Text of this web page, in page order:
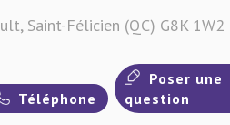
Saint-Félicien (QC) G8K 1W2
Téléphone
Poser une
question